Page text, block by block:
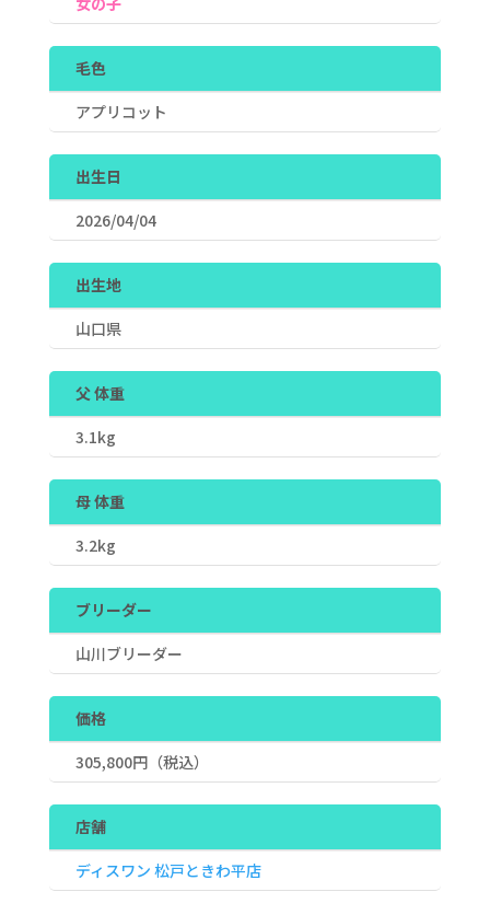
毛色
アプリコット
出生日
2026/04/04
出生地
山口県
父 体重
3.1kg
母 体重
3.2kg
ブリーダー
山川ブリーダー
価格
305,800円（税込）
店舗
ディスワン 松戸ときわ平店